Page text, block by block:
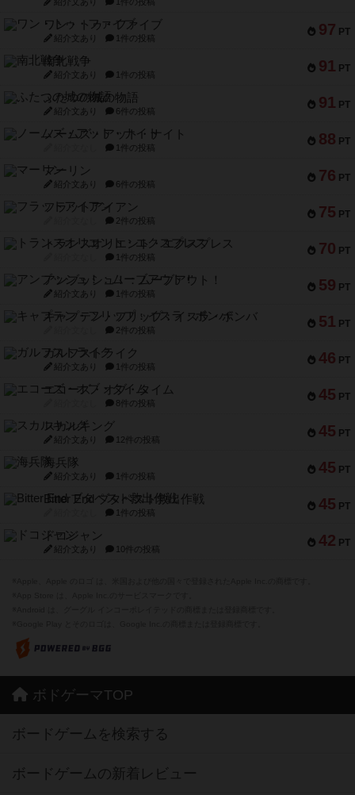
97 PT
ワン・トゥ・ファイブ
紹介文あり 1件の投稿
91 PT
南北戦争
紹介文あり 1件の投稿
91 PT
ふたつの城の物語
紹介文あり 6件の投稿
88 PT
ノームズ・アット・ナイト
1件の投稿
76 PT
マーリン
紹介文あり 6件の投稿
75 PT
フラットアイアン
2件の投稿
70 PT
トランスオリエント・エクスプレス
1件の投稿
59 PT
アンブッシュ！：ムーブアウト！
紹介文あり 1件の投稿
51 PT
キャプテン・フリップ：イスラ・ボンバ
2件の投稿
46 PT
ガルフストライク
紹介文あり 1件の投稿
45 PT
エコーズ・オブ・タイム
8件の投稿
45 PT
スカルキング
紹介文あり 12件の投稿
45 PT
海兵隊
紹介文あり 1件の投稿
45 PT
Bitter End ブタペスト救出作戦
1件の投稿
42 PT
ドコジャン
紹介文あり 10件の投稿
ボドゲーマTOP
ボードゲームを検索する
ボードゲームの新着レビュー